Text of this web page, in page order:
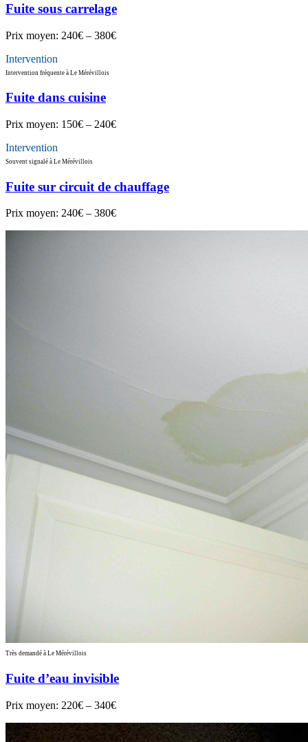
Fuite sous carrelage
Prix moyen: 240€ – 380€
Intervention
Intervention fréquente à Le Mérévillois
Fuite dans cuisine
Prix moyen: 150€ – 240€
Intervention
Souvent signalé à Le Mérévillois
Fuite sur circuit de chauffage
Prix moyen: 240€ – 380€
Très demandé à Le Mérévillois
Fuite d’eau invisible
Prix moyen: 220€ – 340€